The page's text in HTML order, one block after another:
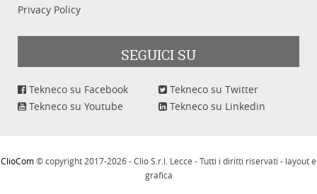
Privacy Policy
SEGUICI SU
Tekneco su Facebook
Tekneco su Twitter
Tekneco su Youtube
Tekneco su Linkedin
ClioCom© copyright 2017-2026 - Clio S.r.l. Lecce - Tutti i diritti riservati - layout e
grafica